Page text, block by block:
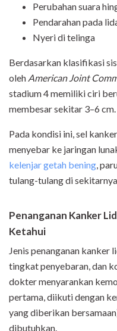
Perubahan suara
Pendarahan pada
Nyeri di telinga
Berdasarkan klasifikasi
oleh American Joint
stadium 4 memiliki ciri
membesar sekitar 3–6 cm.
Pada kondisi ini, sel
menyebar ke jaringan
kelenjar getah bening,
tulang-tulang di
Penanganan Kanker
Ketahui
Jenis penanganan kanker
tingkat penyebaran, dan
dokter menyarankan
pertama, diikuti dengan
yang diberikan
dibutuhkan.